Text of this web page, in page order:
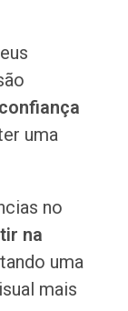
uma
no
na
uma
mais